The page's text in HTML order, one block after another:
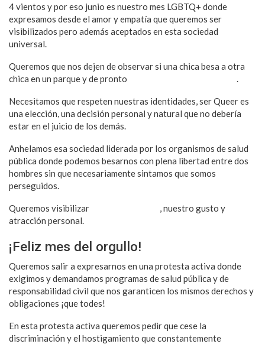
4 vientos y por eso junio es nuestro mes LGBTQ+ donde
expresamos desde el amor y empatía que queremos ser
visibilizados pero además aceptados en esta sociedad
universal.
Queremos que nos dejen de observar si una chica besa a otra
chica en un parque y de pronto
.
Necesitamos que respeten nuestras identidades, ser Queer es
una elección, una decisión personal y natural que no debería
estar en el juicio de los demás.
Anhelamos esa sociedad liderada por los organismos de salud
pública donde podemos besarnos con plena libertad entre dos
hombres sin que necesariamente sintamos que somos
perseguidos.
Queremos visibilizar
, nuestro gusto y
atracción personal.
¡Feliz mes del orgullo!
Queremos salir a expresarnos en una protesta activa donde
exigimos y demandamos programas de salud pública y de
responsabilidad civil que nos garanticen los mismos derechos y
obligaciones ¡que todes!
En esta protesta activa queremos pedir que cese la
discriminación y el hostigamiento que constantemente